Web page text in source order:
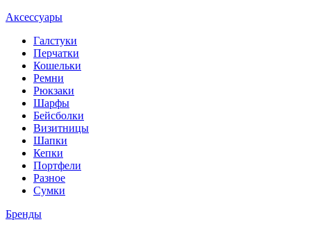
Аксессуары
Галстуки
Перчатки
Кошельки
Ремни
Рюкзаки
Шарфы
Бейсболки
Визитницы
Шапки
Кепки
Портфели
Разное
Сумки
Бренды